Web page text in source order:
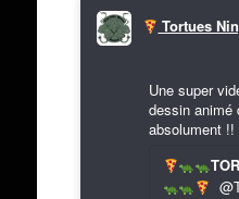
Tortues
Une super
dessin animé
absolument !!